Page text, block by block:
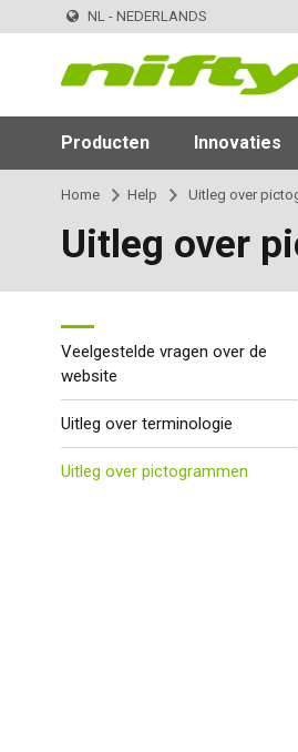
NL - NEDERLANDS
Producten
Innovaties
Home Help Uitleg over
Uitleg over
Veelgestelde vragen over de
website
Uitleg over terminologie
Uitleg over pictogrammen